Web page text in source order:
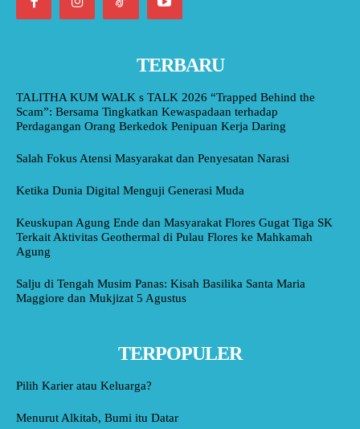
TERBARU
TALITHA KUM WALK s TALK 2026 “Trapped Behind the
Scam”: Bersama Tingkatkan Kewaspadaan terhadap
Perdagangan Orang Berkedok Penipuan Kerja Daring
Salah Fokus Atensi Masyarakat dan Penyesatan Narasi
Ketika Dunia Digital Menguji Generasi Muda
Keuskupan Agung Ende dan Masyarakat Flores Gugat Tiga SK
Terkait Aktivitas Geothermal di Pulau Flores ke Mahkamah
Agung
Salju di Tengah Musim Panas: Kisah Basilika Santa Maria
Maggiore dan Mukjizat 5 Agustus
TERPOPULER
Pilih Karier atau Keluarga?
Menurut Alkitab, Bumi itu Datar